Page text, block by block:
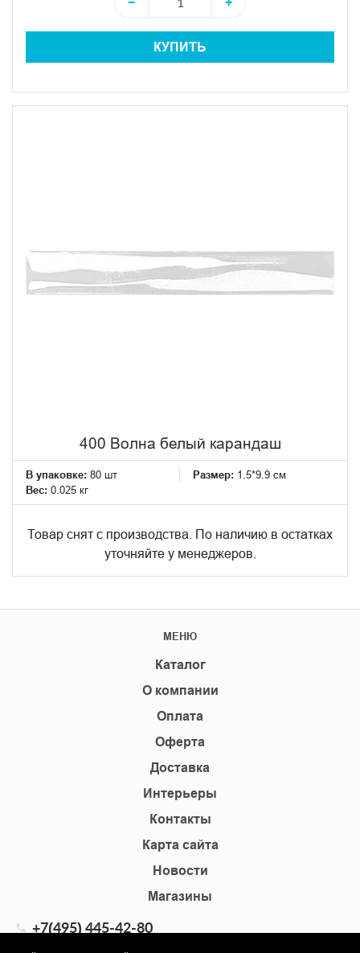
КУПИТЬ
400 Волна белый карандаш
В упаковке: 80 шт Размер: 1.5*9.9 см
Вес: 0.025 кг
Товар снят с производства. По наличию в остатках
уточняйте у менеджеров.
МЕНЮ
Каталог
О компании
Оплата
Оферта
Доставка
Интерьеры
Контакты
Карта сайта
Новости
Магазины
+7(495) 445-42-80